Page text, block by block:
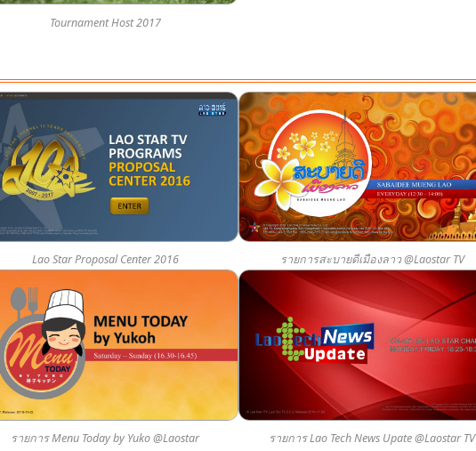
Tournament Host 2017
Lao Star Proposal Center 2016 รายการสะบายดีเมืองลาว @Laostar TV
รายการ Menu Today by Yuko @Laostar รายการ Lao Tech News Upate @Laostar TV